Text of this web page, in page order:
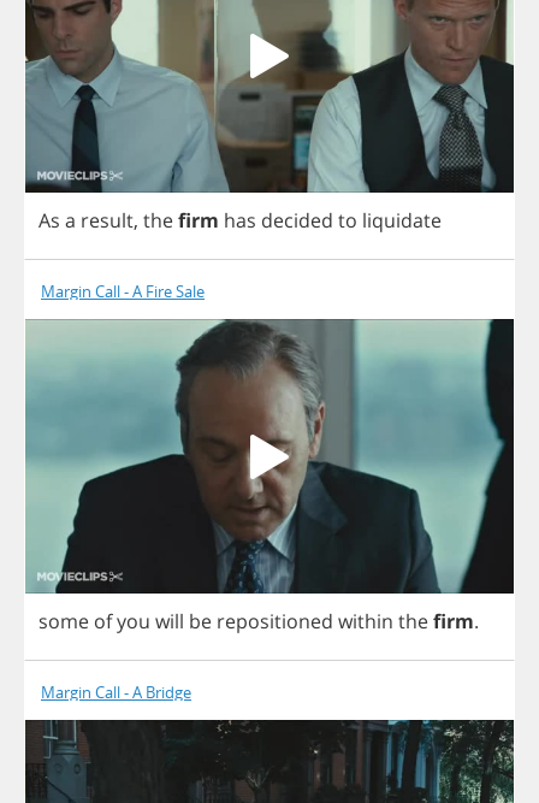
As a result, thefirm has decided to liquidate
Margin Call - A Fire Sale
some ofyou will be repositioned within thefirm.
Margin Call - A Bridge